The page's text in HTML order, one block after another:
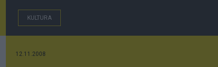
KULTURA
12.11.2008